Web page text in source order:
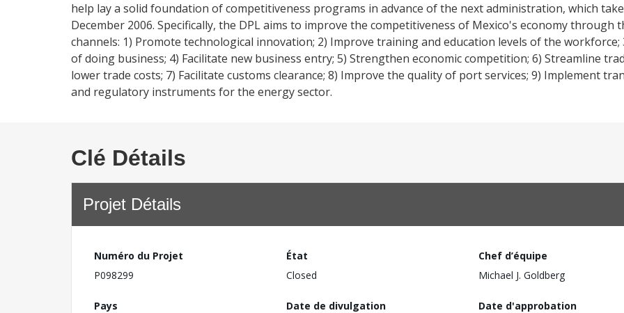
help lay a solid foundation of competitiveness programs in advance of the next administration, which
December 2006. Specifically, the DPL aims to improve the competitiveness of Mexico's economy through
channels: 1) Promote technological innovation; 2) Improve training and education levels of the workforce;
of doing business; 4) Facilitate new business entry; 5) Strengthen economic competition; 6) Streamline
lower trade costs; 7) Facilitate customs clearance; 8) Improve the quality of port services; 9) Implement
and regulatory instruments for the energy sector.
Clé Détails
Projet Détails
Numéro du Projet
P098299
État
Closed
Chef d’équipe
Michael J. Goldberg
Pays
Date de divulgation
Date d'approbation